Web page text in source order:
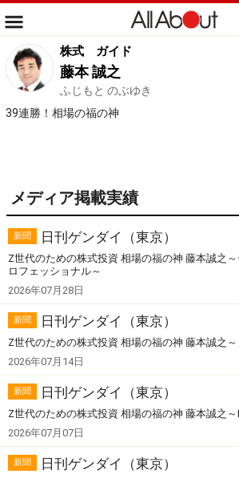
株式 ガイド
藤本 誠之
ふじもと のぶゆき
39連勝！相場の福の神
メディア掲載実績
新聞 日刊ゲンダイ（東京）
Z世代のための株式投資 相場の福の神 藤本誠之
ロフェッショナル～
2026年07月28日
新聞 日刊ゲンダイ（東京）
Z世代のための株式投資 相場の福の神 藤本誠之～
2026年07月14日
新聞 日刊ゲンダイ（東京）
Z世代のための株式投資 相場の福の神 藤本誠之～
2026年07月07日
新聞 日刊ゲンダイ（東京）